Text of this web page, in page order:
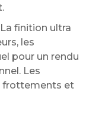
La finition ultra
les
pour un rendu
Les
frottements et